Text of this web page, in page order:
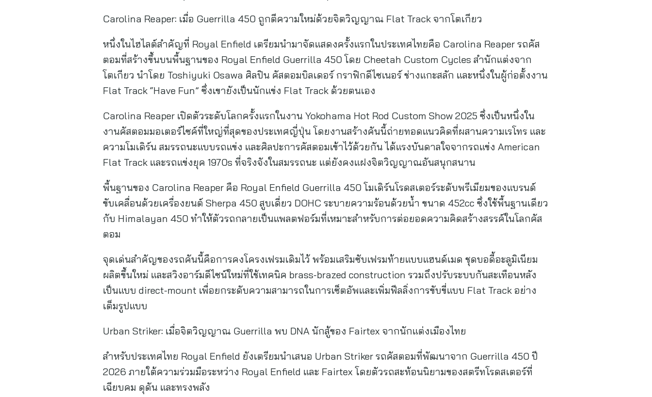
Carolina Reaper: เมื่อ Guerrilla 450 ถูกตีความใหม่ด้วยจิตวิญญาณ Flat Track จากโตเกียว
หนึ่งในไฮไลต์สำคัญที่ Royal Enfield เตรียมนำมาจัดแสดงครั้งแรกในประเทศไทยคือ Carolina Reaper รถคัส
ตอมที่สร้างขึ้นบนพื้นฐานของ Royal Enfield Guerrilla 450 โดย Cheetah Custom Cycles สำนักแต่งจาก
โตเกียว นำโดย Toshiyuki Osawa ศิลปิน คัสตอมบิลเดอร์ กราฟิกดีไซเนอร์ ช่างแกะสลัก และหนึ่งในผู้ก่อตั้งงาน
Flat Track “Have Fun” ซึ่งเขายังเป็นนักแข่ง Flat Track ด้วยตนเอง
Carolina Reaper เปิดตัวระดับโลกครั้งแรกในงาน Yokohama Hot Rod Custom Show 2025 ซึ่งเป็นหนึ่งใน
งานคัสตอมมอเตอร์ไซค์ที่ใหญ่ที่สุดของประเทศญี่ปุ่น โดยงานสร้างคันนี้ถ่ายทอดแนวคิดที่ผสานความเรโทร และ
ความโมเดิร์น สมรรถนะแบบรถแข่ง และศิลปะการคัสตอมเข้าไว้ด้วยกัน ได้แรงบันดาลใจจากรถแข่ง American
Flat Track และรถแข่งยุค 1970s ที่จริงจังในสมรรถนะ แต่ยังคงแฝงจิตวิญญาณอันสนุกสนาน
พื้นฐานของ Carolina Reaper คือ Royal Enfield Guerrilla 450 โมเดิร์นโรดสเตอร์ระดับพรีเมียมของแบรนด์
ขับเคลื่อนด้วยเครื่องยนต์ Sherpa 450 สูบเดี่ยว DOHC ระบายความร้อนด้วยน้ำ ขนาด 452cc ซึ่งใช้พื้นฐานเดียว
กับ Himalayan 450 ทำให้ตัวรถกลายเป็นแพลตฟอร์มที่เหมาะสำหรับการต่อยอดความคิดสร้างสรรค์ในโลกคัส
ตอม
จุดเด่นสำคัญของรถคันนี้คือการคงโครงเฟรมเดิมไว้ พร้อมเสริมซับเฟรมท้ายแบบแฮนด์เมด ชุดบอดี้อะลูมิเนียม
ผลิตขึ้นใหม่ และสวิงอาร์มดีไซน์ใหม่ที่ใช้เทคนิค brass-brazed construction รวมถึงปรับระบบกันสะเทือนหลัง
เป็นแบบ direct-mount เพื่อยกระดับความสามารถในการเซ็ตอัพและเพิ่มฟีลลิ่งการขับขี่แบบ Flat Track อย่าง
เต็มรูปแบบ
Urban Striker: เมื่อจิตวิญญาณ Guerrilla พบ DNA นักสู้ของ Fairtex จากนักแต่งเมืองไทย
สำหรับประเทศไทย Royal Enfield ยังเตรียมนำเสนอ Urban Striker รถคัสตอมที่พัฒนาจาก Guerrilla 450 ปี
2026 ภายใต้ความร่วมมือระหว่าง Royal Enfield และ Fairtex โดยตัวรถสะท้อนนิยามของสตรีทโรดสเตอร์ที่
เฉียบคม ดุดัน และทรงพลัง